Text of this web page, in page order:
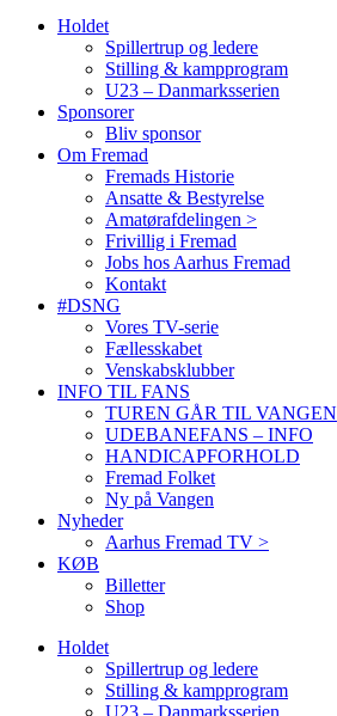
Holdet
Spillertrup og ledere
Stilling & kampprogram
U23 – Danmarksserien
Sponsorer
Bliv sponsor
Om Fremad
Fremads Historie
Ansatte & Bestyrelse
Amatørafdelingen >
Frivillig i Fremad
Jobs hos Aarhus Fremad
Kontakt
#DSNG
Vores TV-serie
Fællesskabet
Venskabsklubber
INFO TIL FANS
TUREN GÅR TIL VANGEN
UDEBANEFANS – INFO
HANDICAPFORHOLD
Fremad Folket
Ny på Vangen
Nyheder
Aarhus Fremad TV >
KØB
Billetter
Shop
Holdet
Spillertrup og ledere
Stilling & kampprogram
U23 – Danmarksserien